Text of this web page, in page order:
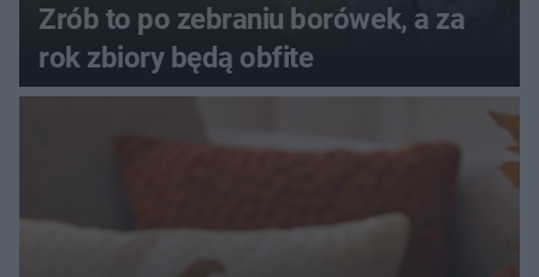
Zrób to po zebraniu borówek, a za
rok zbiory będą obfite